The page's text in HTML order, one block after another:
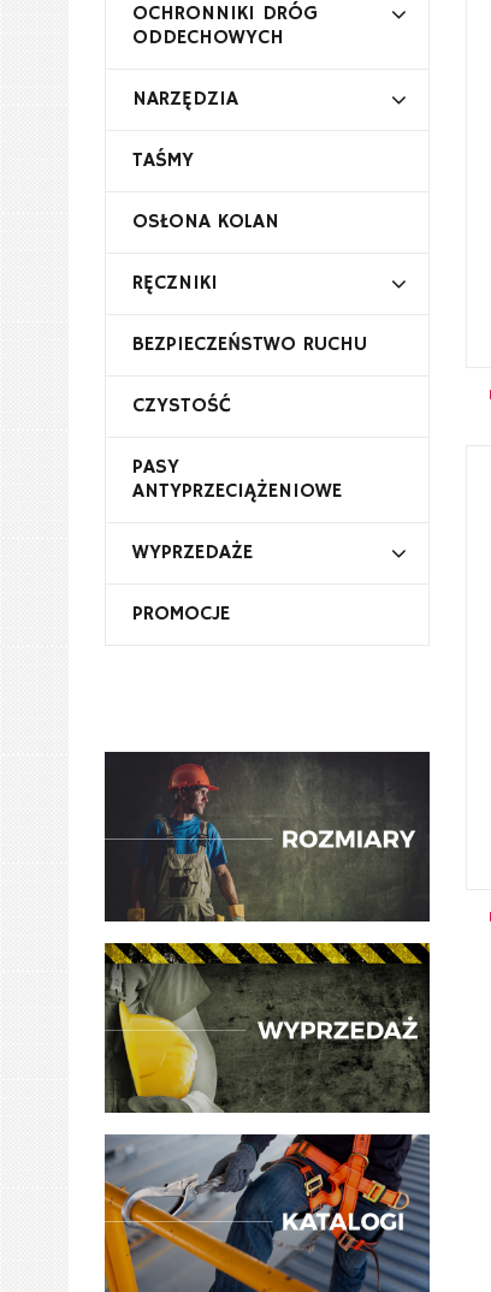
OCHRONNIKI DRÓG
ODDECHOWYCH
NARZĘDZIA
TAŚMY
OSŁONA KOLAN
RĘCZNIKI
BEZPIECZEŃSTWO RUCHU
CZYSTOŚĆ
PASY
ANTYPRZECIĄŻENIOWE
WYPRZEDAŻE
PROMOCJE